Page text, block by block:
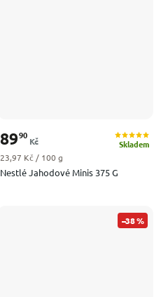
Nestlé Jahodové Minis 375 G
Skladem
8990
Kč
Měrná cena:
23,97 Kč / 100 g
–38 %